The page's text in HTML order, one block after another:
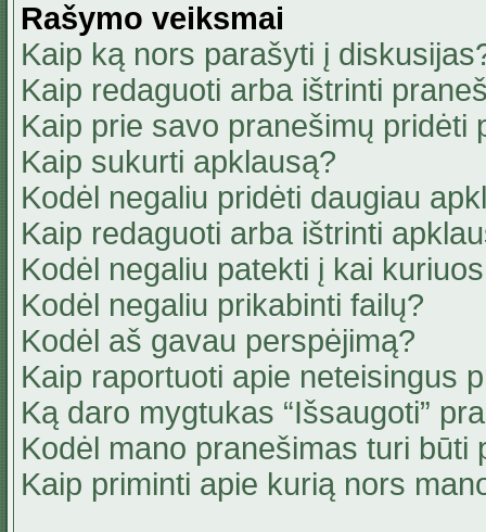
Rašymo veiksmai
Kaip ką nors parašyti į
Kaip redaguoti arba ištrinti
Kaip prie savo pranešimų pridėti
Kaip sukurti apklausą?
Kodėl negaliu pridėti daugiau
Kaip redaguoti arba ištrinti
Kodėl negaliu patekti į kai
Kodėl negaliu prikabinti failų?
Kodėl aš gavau perspėjimą?
Kaip raportuoti apie neteisingus
Ką daro mygtukas “Išsaugoti”
Kodėl mano pranešimas turi būti
Kaip priminti apie kurią nors